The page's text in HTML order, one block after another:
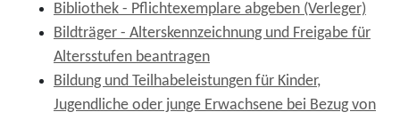
Bibliothek - Pflichtexemplare abgeben (Verleger)
Bildträger - Alterskennzeichnung und Freigabe für
Altersstufen beantragen
Bildung und Teilhabeleistungen für Kinder,
Jugendliche oder junge Erwachsene bei Bezug von